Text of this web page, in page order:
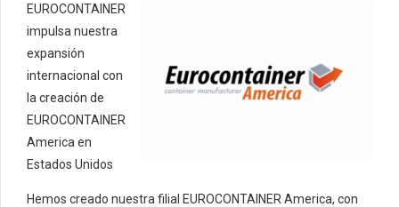
EUROCONTAINER
impulsa nuestra
expansión
internacional con
la creación de
EUROCONTAINER
America en
Estados Unidos
Hemos creado nuestra filial EUROCONTAINER America, con